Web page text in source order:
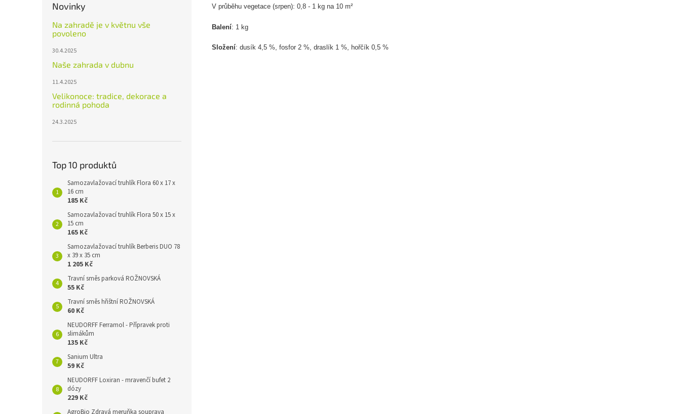
Novinky
Na zahradě je v květnu vše
povoleno
30.4.2025
Naše zahrada v dubnu
11.4.2025
Velikonoce: tradice, dekorace a
rodinná pohoda
24.3.2025
Top 10 produktů
Samozavlažovací truhlík Flora 60 x 17 x
16 cm
185 Kč
Samozavlažovací truhlík Flora 50 x 15 x
15 cm
165 Kč
Samozavlažovací truhlík Berberis DUO 78
x 39 x 35 cm
1 205 Kč
Travní směs parková ROŽNOVSKÁ
55 Kč
Travní směs hřištní ROŽNOVSKÁ
60 Kč
NEUDORFF Ferramol - Přípravek proti
slimákům
135 Kč
Sanium Ultra
59 Kč
NEUDORFF Loxiran - mravenčí bufet 2
dózy
229 Kč
AgroBio Zdravá meruňka souprava
V průběhu vegetace (srpen): 0,8 - 1 kg na 10 m²
Balení: 1 kg
Složení: dusík 4,5 %, fosfor 2 %, draslík 1 %, hořčík 0,5 %